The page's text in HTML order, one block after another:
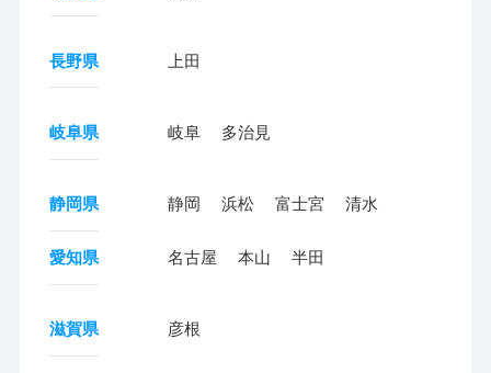
長野県 上田
岐阜県 岐阜 多治見
静岡県 静岡 浜松 富士宮 清水
愛知県 名古屋 本山 半田
滋賀県 彦根